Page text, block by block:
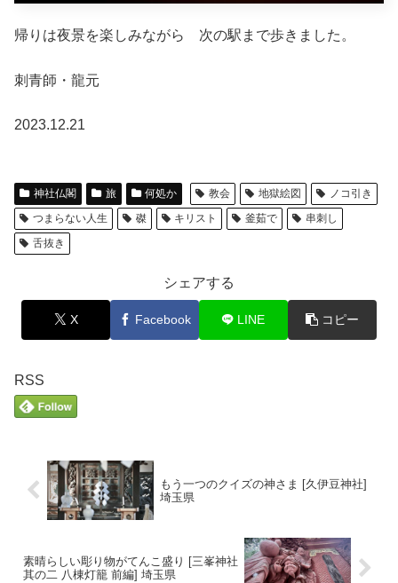
帰りは夜景を楽しみながら 次の駅まで歩きました。
刺青師・龍元
2023.12.21
神社仏閣 旅 何処か 教会 地獄絵図
ノコ引き
つまらない人生
磔 キリスト 釜茹で
串刺し
舌抜き
シェアする
X Facebook LINE コピー
RSS
もう一つのクイズの神さま [久伊豆神社]
埼玉県
素晴らしい彫り物がてんこ盛り [三峯神社
其の二 八棟灯籠 前編] 埼玉県